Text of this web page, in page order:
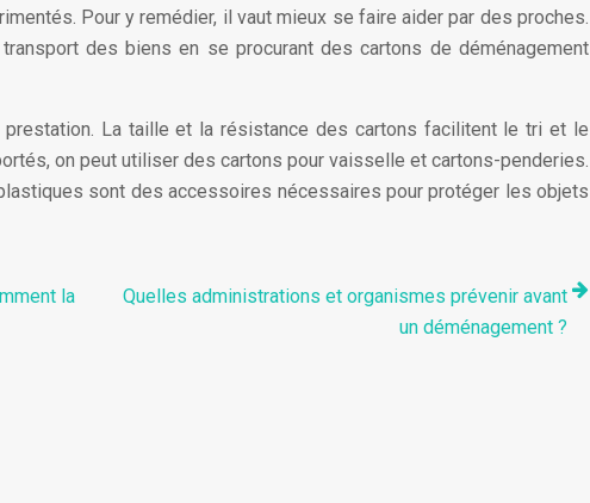
Pour y remédier, il vaut mieux se faire aider par des proches.
des biens en se procurant des cartons de déménagement
La taille et la résistance des cartons facilitent le tri et le
on peut utiliser des cartons pour vaisselle et cartons-penderies.
sont des accessoires nécessaires pour protéger les objets
la
Quelles administrations et organismes prévenir avant
un déménagement ?